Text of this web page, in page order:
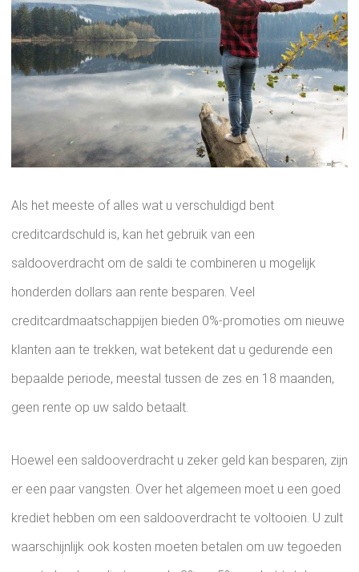
Als het meeste of alles wat u verschuldigd bent
creditcardschuld is, kan het gebruik van een
saldooverdracht om de saldi te combineren u mogelijk
honderden dollars aan rente besparen. Veel
creditcardmaatschappijen bieden 0%-promoties om nieuwe
klanten aan te trekken, wat betekent dat u gedurende een
bepaalde periode, meestal tussen de zes en 18 maanden,
geen rente op uw saldo betaalt.
Hoewel een saldooverdracht u zeker geld kan besparen, zijn
er een paar vangsten. Over het algemeen moet u een goed
krediet hebben om een ​​saldooverdracht te voltooien. U zult
waarschijnlijk ook kosten moeten betalen om uw tegoeden